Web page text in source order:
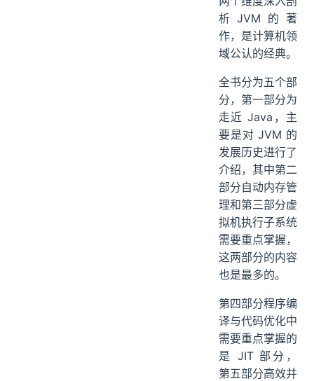
析JVM的著
作，是计算机领
域公认的经典。
全书分为五个部
分，第一部分为
走近 Java，主
要是对 JVM 的
发展历史进行了
介绍，其中第二
部分自动内存管
理和第三部分虚
拟机执行子系统
需要重点掌握，
这两部分的内容
也是最多的。
第四部分程序编
译与代码优化中
需要重点掌握的
是 JIT 部分，
第五部分高效并